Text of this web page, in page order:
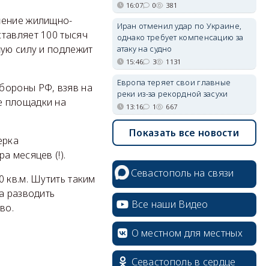
жилищно-
100 тысяч
силу и подлежит
РФ, взяв на
площадки на
месяцев (!).
кв.м. Шутить таким
разводить
16:07 0 381
Иран отменил удар по Украине,
однако требует компенсацию за
атаку на судно
15:46 3 1131
Европа теряет свои главные
реки из-за рекордной засухи
13:16 1 667
Показать все новости
Севастополь на связи
Все наши Видео
О местном для местных
Севастополь в сердце